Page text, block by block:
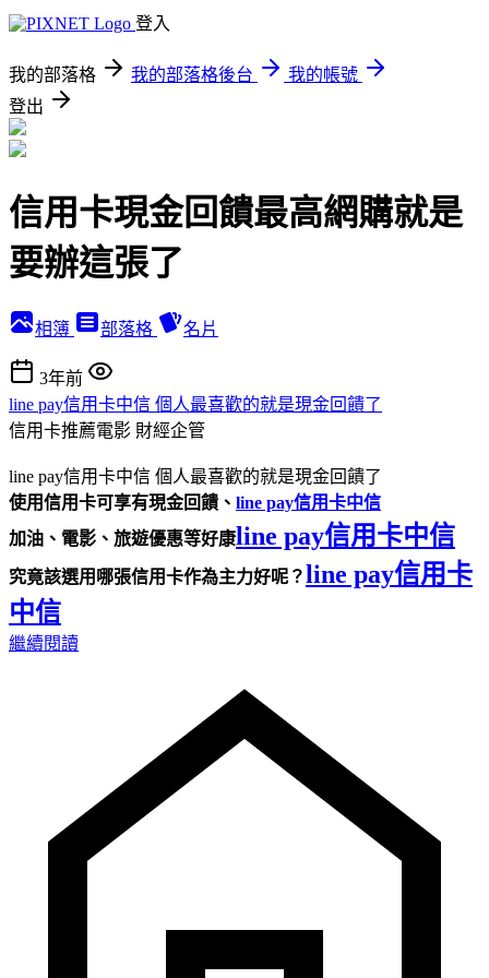
登入
我的部落格 我的部落格後台
我的帳號
登出
信用卡現金回饋最高網購就是
要辦這張了
相簿 部落格 名片
3年前
line pay信用卡中信 個人最喜歡的就是現金回饋了
信用卡推薦電影 財經企管
line pay信用卡中信 個人最喜歡的就是現金回饋了
使用信用卡可享有現金回饋、 line pay信用卡中信
加油、電影、旅遊優惠等好康line pay信用卡中信
究竟該選用哪張信用卡作為主力好呢？line pay信用卡
中信
繼續閱讀